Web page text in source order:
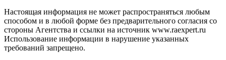
Настоящая информация не может распространяться любым
способом и в любой форме без предварительного согласия со
стороны Агентства и ссылки на источник www.raexpert.ru
Использование информации в нарушение указанных
требований запрещено.